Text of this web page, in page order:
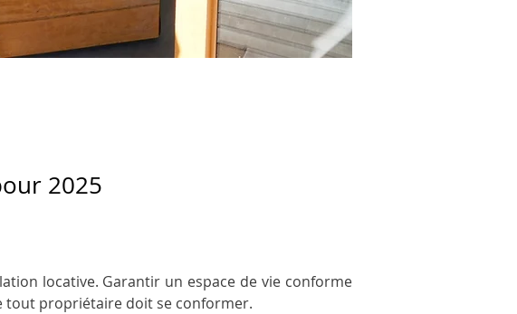
2025
locative. Garantir un espace de vie conforme
tout propriétaire doit se conformer.